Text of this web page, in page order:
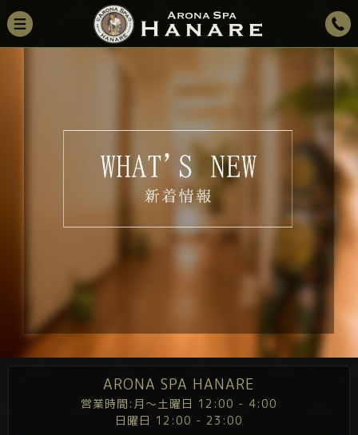
ARONA SPA HANARE
営業時間:月～土曜日 12:00 - 4:00
日曜日 12:00 - 23:00